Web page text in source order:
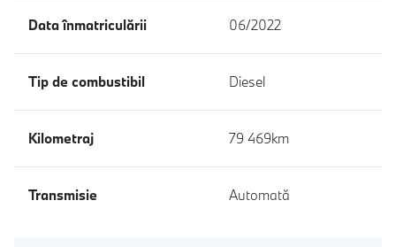
Data înmatriculării 06/2022
Tip de combustibil Diesel
Kilometraj 79 469km
Transmisie Automată